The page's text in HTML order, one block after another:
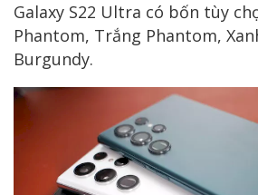
Galaxy S22 Ultra có bốn tùy
Phantom, Trắng Phantom,
Burgundy.